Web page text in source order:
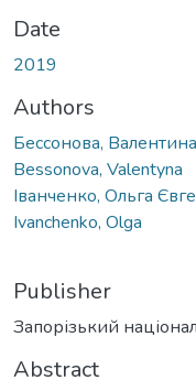
Date
2019
Authors
Бессонова,
Bessonova, Valentyna
Іванченко, Ольга
Ivanchenko, Olga
Publisher
Запорізький
Abstract